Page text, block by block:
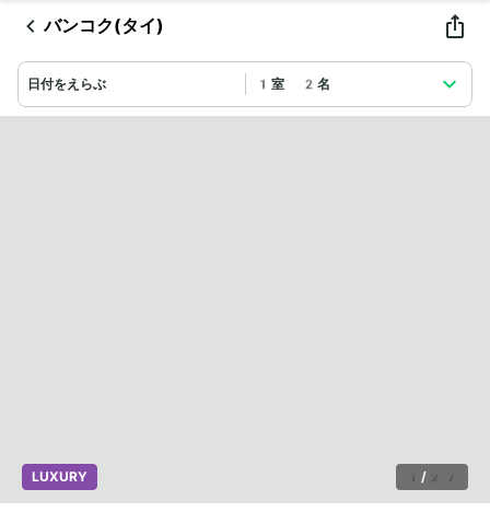
バンコク(タイ)
日付をえらぶ 1室 2名
1 / 27
LUXURY